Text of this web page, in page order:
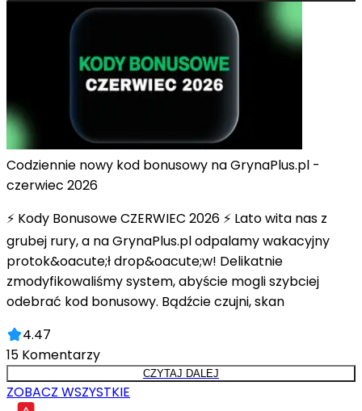
Codziennie nowy kod bonusowy na GrynaPlus.pl -
czerwiec 2026
⚡ Kody Bonusowe CZERWIEC 2026 ⚡ Lato wita nas z
grubej rury, a na GrynaPlus.pl odpalamy wakacyjny
protok&oacute;ł drop&oacute;w! Delikatnie
zmodyfikowaliśmy system, abyście mogli szybciej
odebrać kod bonusowy. Bądźcie czujni, skan
4.47
15 Komentarzy
CZYTAJ DALEJ
ZOBACZ WSZYSTKIE